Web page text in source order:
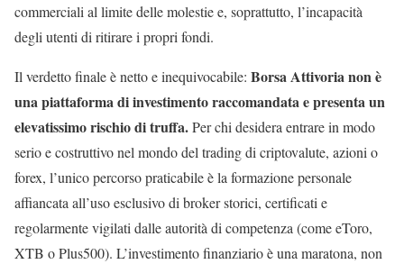
commerciali al limite delle molestie e, soprattutto, l’incapacità
degli utenti di ritirare i propri fondi.
Il verdetto finale è netto e inequivocabile: Borsa Attivoria non è
una piattaforma di investimento raccomandata e presenta un
elevatissimo rischio di truffa.Per chi desidera entrare in modo
serio e costruttivo nel mondo del trading di criptovalute, azioni o
forex, l’unico percorso praticabile è la formazione personale
affiancata all’uso esclusivo di broker storici, certificati e
regolarmente vigilati dalle autorità di competenza (come eToro,
XTB o Plus500). L’investimento finanziario è una maratona, non